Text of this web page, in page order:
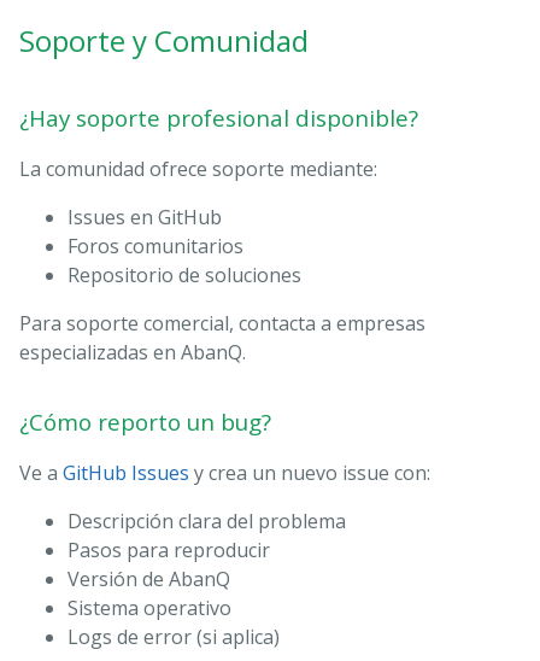
Soporte y Comunidad
¿Hay soporte profesional disponible?
La comunidad ofrece soporte mediante:
Issues en GitHub
Foros comunitarios
Repositorio de soluciones
Para soporte comercial, contacta a empresas
especializadas en AbanQ.
¿Cómo reporto un bug?
Ve a GitHub Issues y crea un nuevo issue con:
Descripción clara del problema
Pasos para reproducir
Versión de AbanQ
Sistema operativo
Logs de error (si aplica)